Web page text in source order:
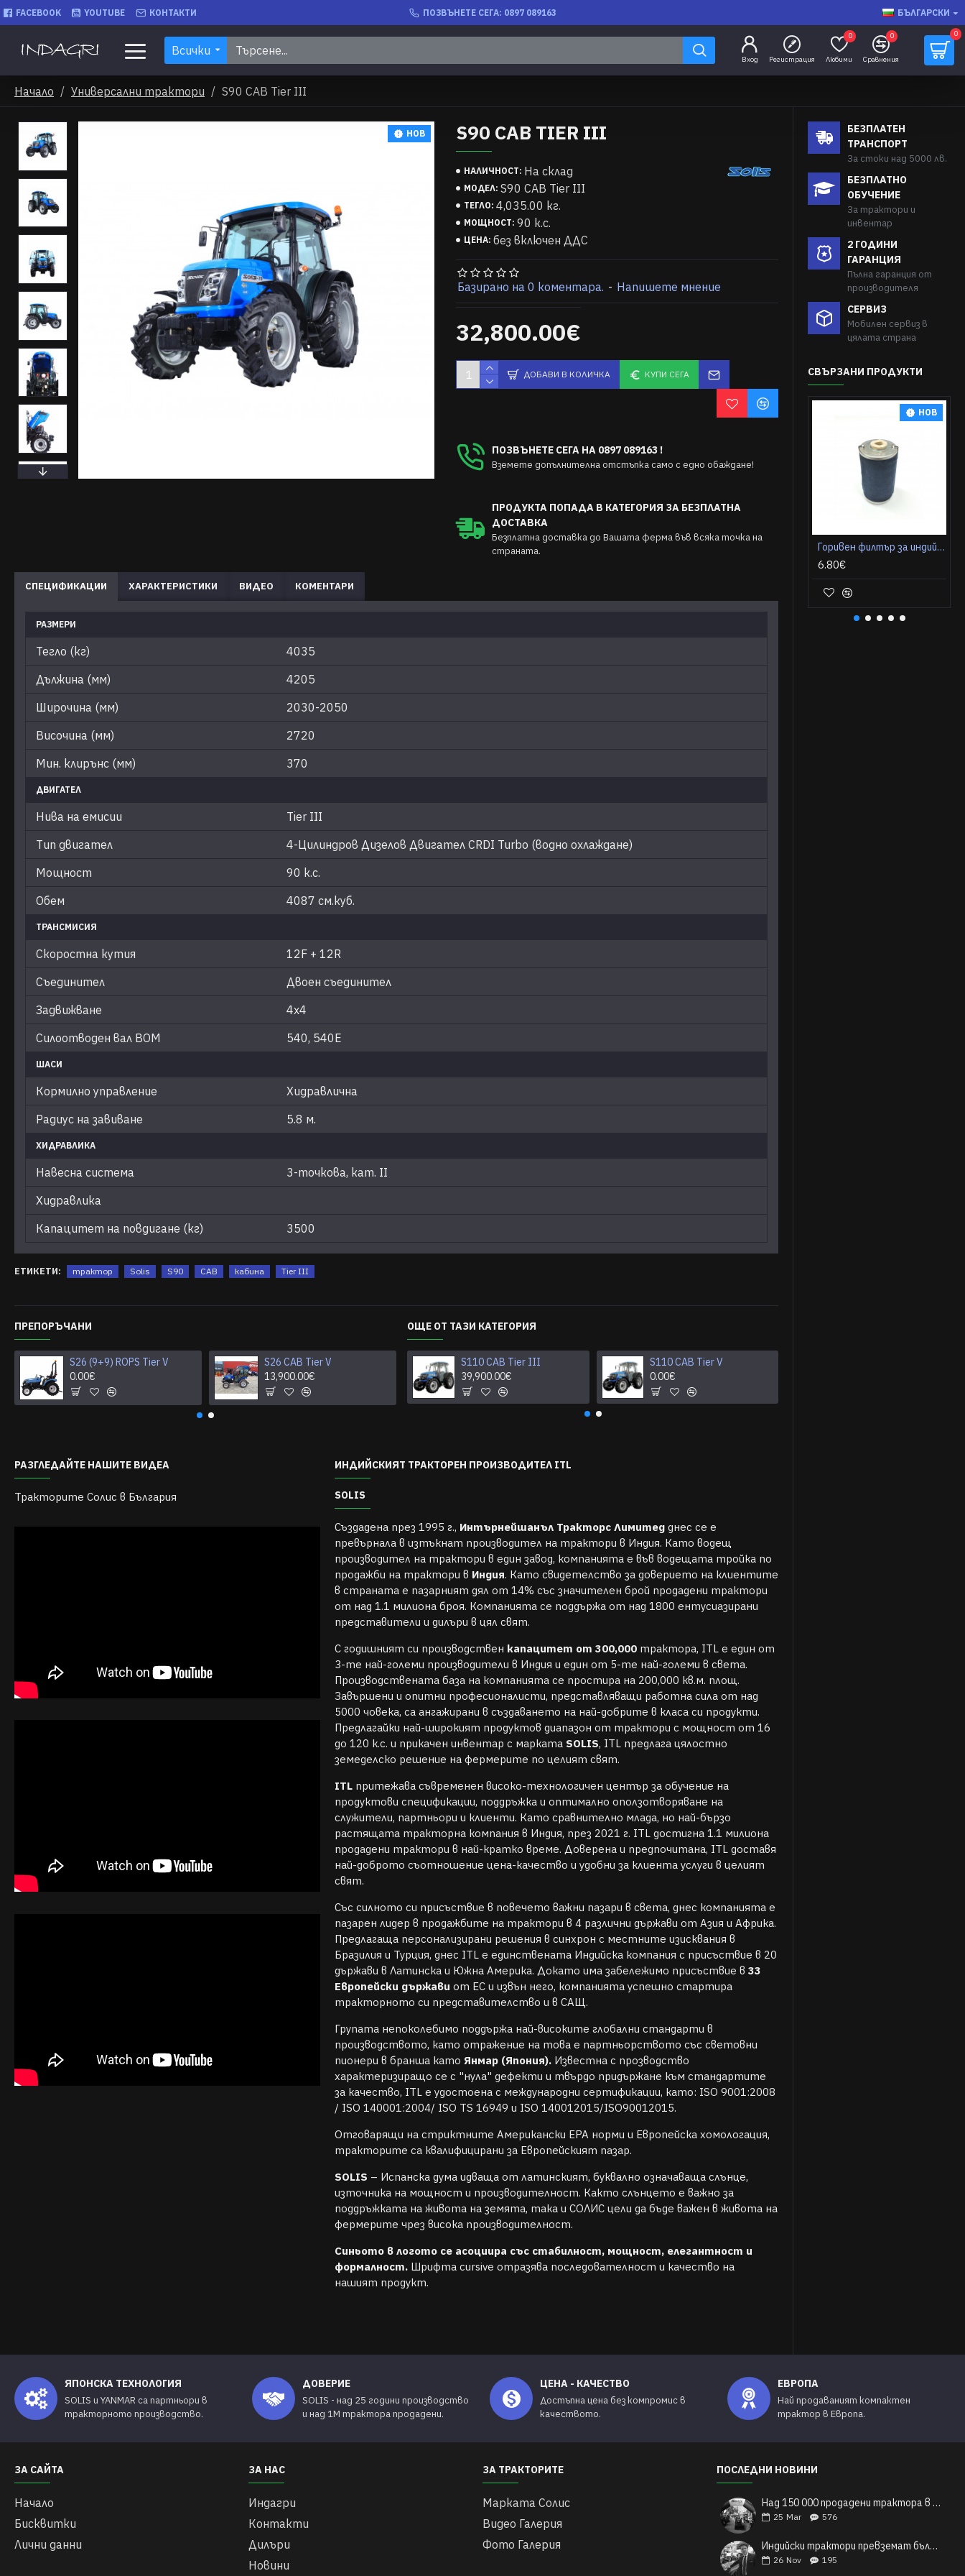
FACEBOOK YOUTUBE КОНТАКТИ ПОЗВЪНЕТЕ СЕГА: 0897 089163 БЪЛГАРСКИ
Всички
Вход Регистрация Любими
0
Сравнения
0 0
Начало Универсални трактори S90 CAB Tier III
НОВ S90 CAB TIER III
НАЛИЧНОСТ: На склад
МОДЕЛ: S90 CAB Tier III
ТЕГЛО: 4,035.00 кг.
МОЩНОСТ: 90 к.с.
ЦЕНА: без включен ДДС
Базирано на 0 коментара. - Напишете мнение
32,800.00€
ДОБАВИ В КОЛИЧКА КУПИ СЕГА
ПОЗВЪНЕТЕ СЕГА НА 0897 089163 !
Вземете допълнителна отстъпка само с едно обаждане!
ПРОДУКТА ПОПАДА В КАТЕГОРИЯ ЗА БЕЗПЛАТНА
ДОСТАВКА
Безплатна доставка до Вашата ферма във всяка точка на
страната.
СПЕЦИФИКАЦИИ ХАРАКТЕРИСТИКИ ВИДЕО КОМЕНТАРИ
РАЗМЕРИ
Тегло (кг)
4035
Дължина (мм)
4205
Широчина (мм)
2030-2050
Височина (мм)
2720
Мин. клирънс (мм)
370
ДВИГАТЕЛ
Нива на емисии
Tier III
Тип двигател
4-Цилиндров Дизелов Двигател CRDI Turbo (водно охлаждане)
Мощност
90 к.с.
Обем
4087 см.куб.
ТРАНСМИСИЯ
Скоростна кутия
12F + 12R
Съединител
Двоен съединител
Задвижване
4х4
Силоотводен вал ВОМ
540, 540E
ШАСИ
Кормилно управление
Хидравлична
Радиус на завиване
5.8 м.
ХИДРАВЛИКА
Навесна система
3-точкова, кат. II
Хидравлика
Капацитет на повдигане (кг)
3500
ЕТИКЕТИ: трактор Solis S90 CAB кабина Tier III
ПРЕПОРЪЧАНИ
S26 (9+9) ROPS Tier V
0.00€
S26 CAB Tier V
13,900.00€
S26 ROPS Tier V
0.00€
ОЩЕ ОТ ТАЗИ КАТЕГОРИЯ
S110 CAB Tier III
39,900.00€
S110 CAB Tier V
0.00€
РАЗГЛЕДАЙТЕ НАШИТЕ ВИДЕА
Тракторите Солис в България
ИНДИЙСКИЯТ ТРАКТОРЕН ПРОИЗВОДИТЕЛ ITL
SOLIS
Създадена през 1995 г., Интърнейшанъл Тракторс Лимитедднес се е
превърнала в изтъкнат производител на трактори в Индия. Като водещ
производител на трактори в един завод, компанията е във водещата тройка по
продажби на трактори в Индия. Като свидетелство за доверието на клиентите
в страната е пазарният дял от 14% със значителен брой продадени трактори
от над 1.1 милиона броя. Компанията се поддържа от над 1800 ентусиазирани
представители и дилъри в цял свят.
С годишният си производствен капацитет от 300,000трактора, ITL е един от
3-те най-големи производители в Индия и един от 5-те най-големи в света.
Производствената база на компанията се простира на 200,000 кв.м. площ.
Завършени и опитни професионалисти, представляващи работна сила от над
5000 човека, са ангажирани в създаването на най-добрите в класа си продукти.
Предлагайки най-широкият продуктов диапазон от трактори с мощност от 16
до 120 к.с. и прикачен инвентар с марката SOLIS, ITL предлага цялостно
земеделско решение на фермерите по целият свят.
ITLпритежава съвременен високо-технологичен център за обучение на
продуктови спецификации, поддръжка и оптимално оползотворяване на
служители, партньори и клиенти. Като сравнително млада, но най-бързо
растящата тракторна компания в Индия, през 2021 г. ITL достигна 1.1 милиона
продадени трактори в най-кратко време. Доверена и предпочитана, ITL доставя
най-доброто съотношение цена-качество и удобни за клиента услуги в целият
свят.
Със силното си присъствие в повечето важни пазари в света, днес компанията е
пазарен лидер в продажбите на трактори в 4 различни държави от Азия и Африка.
Предлагаща персонализирани решения в синхрон с местните изисквания в
Бразилия и Турция, днес ITL е единствената Индийска компания с присъствие в 20
държави в Латинска и Южна Америка. Докато има забележимо присъствие в 33
Европейски държави от ЕС и извън него, компанията успешно стартира
тракторното си представителство и в САЩ.
Групата непоколебимо поддържа най-високите глобални стандарти в
производството, като отражение на това е партньорството със световни
пионери в бранша като Янмар (Япония).Известна с прозводство
характеризиращо се с "нула" дефекти и твърдо придържане към стандартите
за качество, ITL е удостоена с международни сертификации, като: ISO 9001:2008
/ ISO 140001:2004/ ISO TS 16949 и ISO 140012015/ISO90012015.
Отговарящи на стриктните Американски EPA норми и Европейска хомологация,
тракторите са квалифицирани за Европейският пазар.
SOLIS – Испанска дума идваща от латинският, буквално означаваща слънце,
източника на мощност и производителност. Както слънцето е важно за
поддръжката на живота на земята, така и СОЛИС цели да бъде важен в живота на
фермерите чрез висока производителност.
Синьото в логото се асоциира със стабилност, мощност, елегантност и
формалност.Шрифта cursive отразява последователност и качество на
нашият продукт.
БЕЗПЛАТЕН
ТРАНСПОРТ
За стоки над 5000 лв.
БЕЗПЛАТНО
ОБУЧЕНИЕ
За трактори и
инвентар
2 ГОДИНИ
ГАРАНЦИЯ
Пълна гаранция от
производителя
СЕРВИЗ
Мобилен сервиз в
цялата страна
СВЪРЗАНИ ПРОДУКТИ
НОВ
Горивен филтър за индийски трактор Solis S50
6.80€
ЯПОНСКА ТЕХНОЛОГИЯ
SOLIS и YANMAR са партньори в
тракторното производство.
ДОВЕРИЕ
SOLIS - над 25 години производство
и над 1М трактора продадени.
ЦЕНА - КАЧЕСТВО
Достъпна цена без компромис в
качеството.
ЕВРОПА
Най продаваният компактен
трактор в Европа.
ЗА САЙТА
Начало
Бисквитки
Лични данни
ЗА НАС
Индагри
Контакти
Дилъри
Новини
ЗА ТРАКТОРИТЕ
Марката Солис
Видео Галерия
Фото Галерия
ПОСЛЕДНИ НОВИНИ
Над 150 000 продадени трактора в Европа: Индийските трактори Solis и техния легендарен успех
25 Mar 576
Индийски трактори превземат българските полета
26 Nov 195